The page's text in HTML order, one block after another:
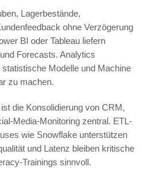
Lagerbestände,
ohne Verzögerung
BI oder Tableau liefern
Forecasts. Analytics
Modelle und Machine
zu machen.
die Konsolidierung von CRM,
Media-Monitoring zentral. ETL-
wie Snowflake unterstützen
und Latenz bleiben kritische
Trainings sinnvoll.